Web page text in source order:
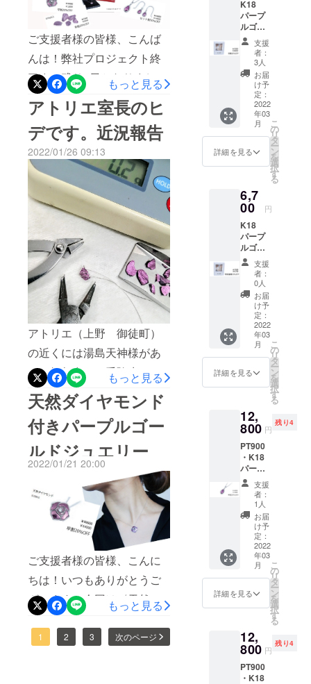
ができました☆本当にあり
がとうございます+‧˚また今
回のプロジェクトではカケ
ラペンダントが大人気！弊
社アトリエ職人のヒデさん
がひとつひとつ手作業でカ
ケラを作り出しているため
世界に一つだけの形なので
す♪ペアシェイプ(しずく形)
とハートの形も艶感たっぷ
りでオススメです+‧˚小ぶり
ながら光が反射して見てて
飽きないモチーフです^^き
れいめスタイルだけでなく
カジュアルスタイルにもお
使いいただけます☆バラ
小、中も同じく、大は表面
のデザインを本物のバラの
ように作成していますので
雰囲気もガラっと変化して
います☆どのデザインも高
級感や上品さを感じさせる
仕上がりになっていますの
でぜひぜひご覧下さいませ
+‧˚
ご支援者様の皆様、こんば
んは！弊社プロジェクト終
了まで残り2日となりました
☆長かったような短かった
ような、、！皆様からのあ
たたかいメッセージにとて
も励まされました♪また、ご
支援の程ありがとうござい
ます☆そして画像はプロ
ジェクトで販売中の商品に
なります♪シンプルな形から
ゴージャスな形まで揃えて
います^^お洋服の色も問わ
ずお使いいただける紫色な
ので合わせやすいところも
オススメポイントです+‧
˚K18パープルゴールドジュ
エリーぜひぜひご覧くださ
いませ☆
もっと見る
アトリエ室長のヒ
デです。近況報告
2022/01/26 09:13
アトリエ（上野 御徒町）
の近くには湯島天神様があ
り、毎年多くの受験生や親
御さんの姿が見受けられま
す。アトリエスタッフのお
嬢様も受験生ということで
吉報を祈るばかりですが、
ご支援者の皆様はいかがお
過ごしでしょうか？早いも
ので、この活動報告も12回
目！昨年12月に『日本の技
術で誕生した美しいパープ
ルゴールド・ジュエリー
を、世界中に広めたい』そ
んな思いでスタートしたク
ラウドファンディングも残
すところあと4日目標額には
もっと見る
天然ダイヤモンド
付きパープルゴー
ルドジュエリー
2022/01/21 20:00
ご支援者様の皆様、こんに
ちは！いつもありがとうご
ざいます。今回は〈天然ダ
イヤモンド付きPT900・
K18 パープルゴールドペン
もっと見る
1 2 3 次のページ
K18
パープ
ルゴー
ルド・
イン
ゴット
のカケ
0.20g以
上 職人
がイン
ゴット
から小
さくす
るため
ひとつ
表情の
違う一
点物に
なりま
す。
【早割
価格】
20％OF
F 限定
30個
（税
込・送
料込）
定価
7,500円
備考欄
に記載
購入し
た理由
②どの
ような
デザイ
ンが好
きか
支援
者：
3人
お届
け予
定：
2022
年03
月
詳細を見る
こ
の
リ
タ
ー
ン
を
選
択
す
る
6,7
00 円
K18
パープ
ルゴー
ルド・
イン
ゴット
のカケ
0.20g以
上 職人
がイン
ゴット
から小
さくす
るため
ひとつ
表情の
違う一
点物に
なりま
す。
【特別
価格】
10％OF
F（税
込・送
料込）
定価
7,500円
備考欄
に記載
お願い
したい
②どの
ような
デザイ
ンが好
きか
支援
者：
0人
お届
け予
定：
2022
年03
月
詳細を見る
こ
の
リ
タ
ー
ン
を
選
択
す
る
12,
800 円
残り4
PT900
・K18
パープ
ルゴー
ルドペ
ンダン
ト（ペ
アシェ
イプ）
チェー
ンなし
＞ 【早
割価
格】
20％OF
個（税
込・送
料込）
定価
16,000
支援
者：
1人
お届
け予
定：
2022
年03
月
詳細を見る
こ
の
リ
タ
ー
ン
を
選
択
す
る
12,
800 円
残り4
PT900
・K18